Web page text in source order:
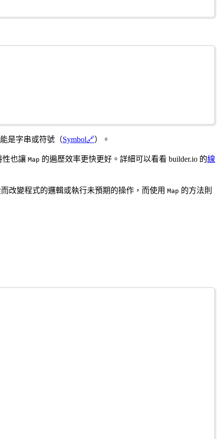
是字串或符號（Symbol🔗）。
性也讓 Map 的遍歷效率更快更好。詳細可以看看 builder.io 的線
改變程式的邏輯或執行未預期的操作，而使用 Map 的方法則